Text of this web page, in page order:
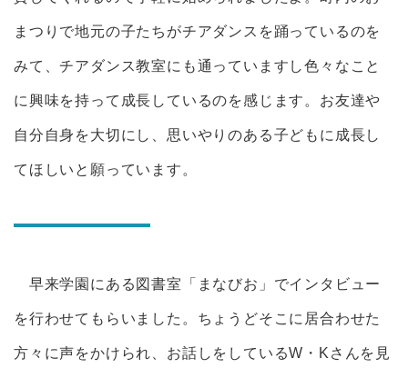
まつりで地元の子たちがチアダンスを踊っているのを
みて、チアダンス教室にも通っていますし色々なこと
に興味を持って成長しているのを感じます。お友達や
自分自身を大切にし、思いやりのある子どもに成長し
てほしいと願っています。
早来学園にある図書室「まなびお」でインタビュー
を行わせてもらいました。ちょうどそこに居合わせた
方々に声をかけられ、お話しをしているW・Kさんを見